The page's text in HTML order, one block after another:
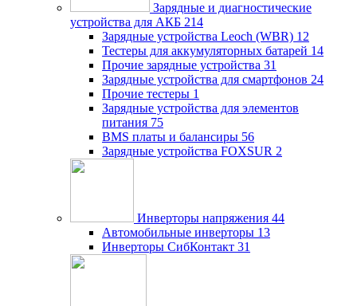
Зарядные и диагностические
устройства для АКБ 214
Зарядные устройства Leoch (WBR) 12
Тестеры для аккумуляторных батарей 14
Прочие зарядные устройства 31
Зарядные устройства для смартфонов 24
Прочие тестеры 1
Зарядные устройства для элементов
питания 75
BMS платы и балансиры 56
Зарядные устройства FOXSUR 2
Инверторы напряжения 44
Автомобильные инверторы 13
Инверторы СибКонтакт 31